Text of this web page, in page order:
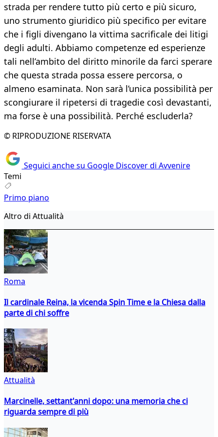
strada per rendere tutto più certo e più sicuro,
uno strumento giuridico più specifico per evitare
che i figli divengano la vittima sacrificale dei litigi
degli adulti. Abbiamo competenze ed esperienze
tali nell’ambito del diritto minorile da farci sperare
che questa strada possa essere percorsa, o
almeno esaminata. Non sarà l’unica possibilità per
scongiurare il ripetersi di tragedie così devastanti,
ma forse è una possibilità. Perché escluderla?
© RIPRODUZIONE RISERVATA
Seguici anche su Google Discover di Avvenire
Temi
Primo piano
Altro di Attualità
Roma
Il cardinale Reina, la vicenda Spin Time e la Chiesa dalla
parte di chi soffre
Attualità
Marcinelle, settant'anni dopo: una memoria che ci
riguarda sempre di più